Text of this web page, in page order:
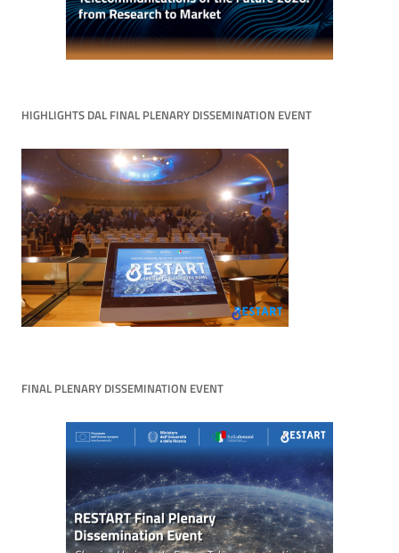
HIGHLIGHTS DAL FINAL PLENARY DISSEMINATION EVENT
FINAL PLENARY DISSEMINATION EVENT